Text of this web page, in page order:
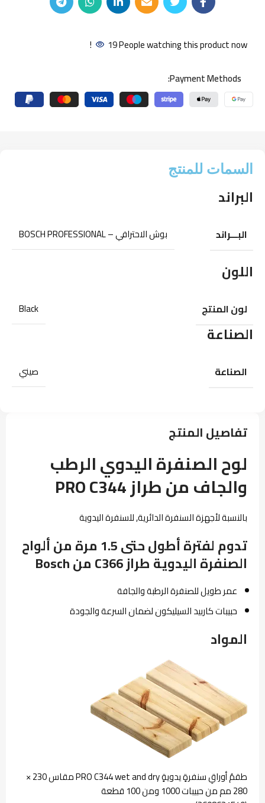
19People watching this product now!
Payment Methods:
تفاصيل المنتج
لوح الصنفرة اليدوي الرطب
والجاف من طراز PRO C344
بالنسبة لأجهزة السنفرة الدائرية, للسنفرة اليدوية
تدوم لفترة أطول حتى 1.5 مرة من ألواح
الصنفرة اليدوية طراز C366 من Bosch
عمر طويل للصنفرة الرطبة والجافة
حبيبات كاربيد السيليكون لضمان السرعة والجودة
المواد
طقمُ أوراقِ سنفرةٍ يدويةٍ PRO C344 wet and dry مقاس 230 ×
280 مم من حبيبات 1000 ومن 100 قطعة
السمات للمنتج
البراند
البـــراند بوش الاحترافي – BOSCH PROFESSIONAL
اللون
لون المنتج Black
الصناعة
الصناعة صيني